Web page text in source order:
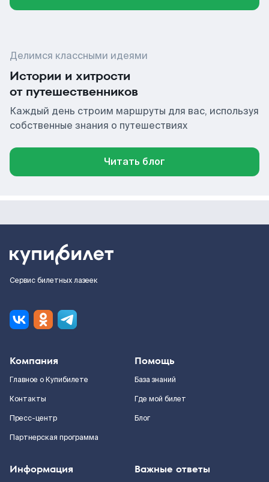
Делимся классными идеями
Истории и хитрости
от путешественников
Каждый день строим маршруты для вас, используя
собственные знания о путешествиях
Читать блог
Сервис билетных лазеек
Компания
Главное о Купибилете
Контакты
Пресс-центр
Партнерская программа
Помощь
База знаний
Где мой билет
Блог
Информация Важные ответы